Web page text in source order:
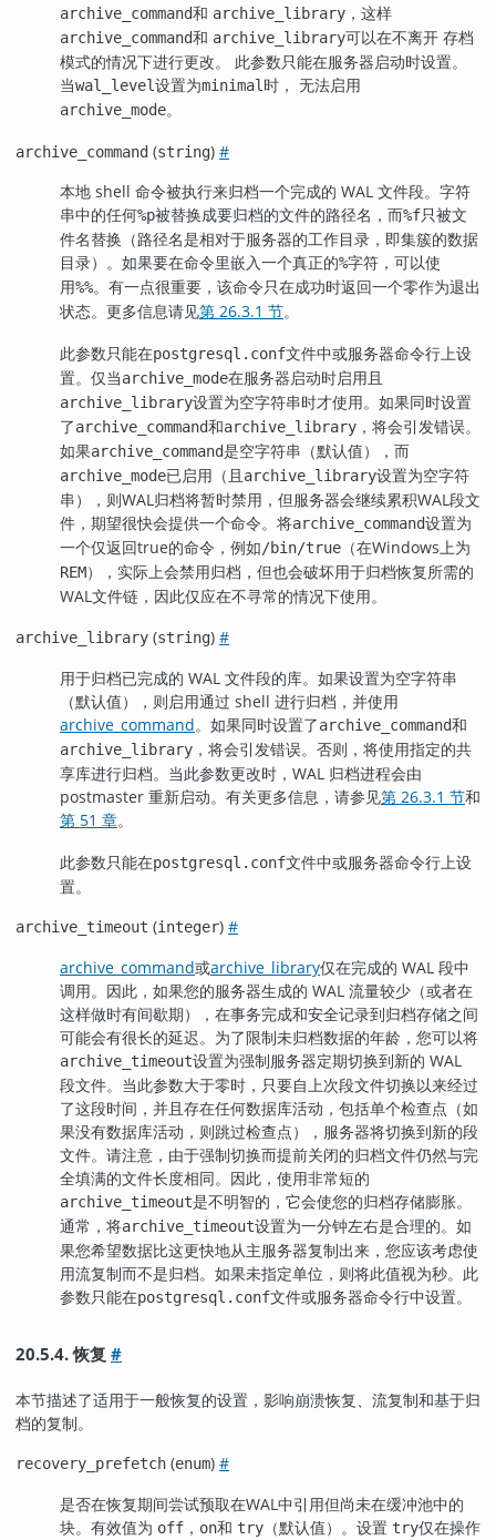
archive_command和 archive_library ，这样
archive_command和 archive_library可以在不离开 存档
模式的情况下进行更改。 此参数只能在服务器启动时设置。
当wal_level设置为minimal 时， 无法启用
archive_mode。
archive_command (string) #
本地 shell 命令被执行来归档一个完成的 WAL 文件段。字符
串中的任何%p被替换成要归档的文件的路径名，而%f只被文
件名替换（路径名是相对于服务器的工作目录，即集簇的数据
目录）。如果要在命令里嵌入一个真正的%字符，可以使
用%%。有一点很重要，该命令只在成功时返回一个零作为退出
状态。更多信息请见第 26.3.1 节。
此参数只能在postgresql.conf文件中或服务器命令行上设
置。仅当archive_mode在服务器启动时启用且
archive_library设置为空字符串时才使用。如果同时设置
了archive_command和archive_library ，将会引发错误。
如果archive_command是空字符串（默认值），而
archive_mode已启用（且 archive_library设置为空字符
串），则WAL归档将暂时禁用，但服务器会继续累积WAL段文
件，期望很快会提供一个命令。将archive_command设置为
一个仅返回true的命令，例如/bin/true （在Windows上为
REM），实际上会禁用归档，但也会破坏用于归档恢复所需的
WAL文件链，因此仅应在不寻常的情况下使用。
archive_library (string) #
用于归档已完成的 WAL 文件段的库。如果设置为空字符串
（默认值），则启用通过 shell 进行归档，并使用
archive_command。如果同时设置了archive_command和
archive_library ，将会引发错误。否则，将使用指定的共
享库进行归档。当此参数更改时，WAL 归档进程会由
postmaster 重新启动。有关更多信息，请参见第 26.3.1 节和
第 51 章。
此参数只能在postgresql.conf文件中或服务器命令行上设
置。
archive_timeout (integer) #
archive_command或archive_library仅在完成的 WAL 段中
调用。因此，如果您的服务器生成的 WAL 流量较少（或者在
这样做时有间歇期），在事务完成和安全记录到归档存储之间
可能会有很长的延迟。为了限制未归档数据的年龄，您可以将
archive_timeout设置为强制服务器定期切换到新的 WAL
段文件。当此参数大于零时，只要自上次段文件切换以来经过
了这段时间，并且存在任何数据库活动，包括单个检查点（如
果没有数据库活动，则跳过检查点），服务器将切换到新的段
文件。请注意，由于强制切换而提前关闭的归档文件仍然与完
全填满的文件长度相同。因此，使用非常短的
archive_timeout是不明智的，它会使您的归档存储膨胀。
通常，将archive_timeout设置为一分钟左右是合理的。如
果您希望数据比这更快地从主服务器复制出来，您应该考虑使
用流复制而不是归档。如果未指定单位，则将此值视为秒。此
参数只能在postgresql.conf文件或服务器命令行中设置。
20.5.4. 恢复 #
本节描述了适用于一般恢复的设置，影响崩溃恢复、流复制和基于归
档的复制。
recovery_prefetch (enum) #
是否在恢复期间尝试预取在WAL中引用但尚未在缓冲池中的
块。有效值为 off ， on和 try （默认值）。设置 try仅在操作